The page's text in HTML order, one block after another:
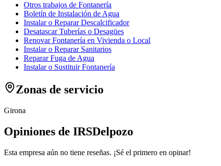
Otros trabajos de Fontanería
Boletín de Instalación de Agua
Instalar o Reparar Descalcificador
Desatascar Tuberías o Desagües
Renovar Fontanería en Vivienda o Local
Instalar o Reparar Sanitarios
Reparar Fuga de Agua
Instalar o Sustituir Fontanería
Zonas de servicio
Girona
Opiniones de IRSDelpozo
Esta empresa aún no tiene reseñas. ¡Sé el primero en opinar!